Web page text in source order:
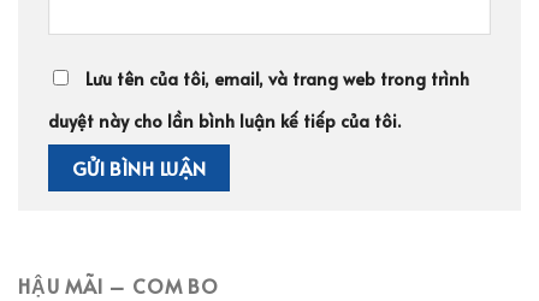
Lưu tên của tôi, email, và trang web trong trình
duyệt này cho lần bình luận kế tiếp của tôi.
HẬU MÃI – COM BO